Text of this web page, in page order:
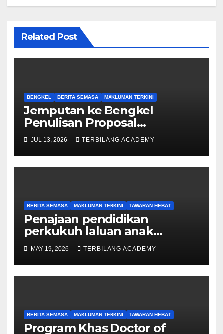
Related Post
BENGKEL BERITA SEMASA MAKLUMAN TERKINI
Jemputan ke Bengkel
Penulisan Proposal
Permohonan Kemasukan
Program Khas Doktor
Falsafah (PhD).
JUL 13, 2026 TERBILANG ACADEMY
BERITA SEMASA MAKLUMAN TERKINI TAWARAN HEBAT
Penajaan pendidikan
perkukuh laluan anak
Sarawak ke peringkat
Sarjana, PhD
MAY 19, 2026 TERBILANG ACADEMY
BERITA SEMASA MAKLUMAN TERKINI TAWARAN HEBAT
Program Khas Doctor of